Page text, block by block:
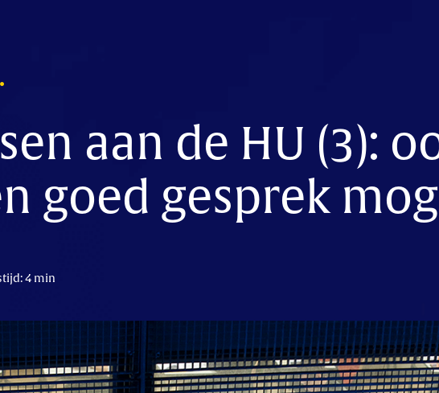
aan de HU (3):
goed gesprek
4 min